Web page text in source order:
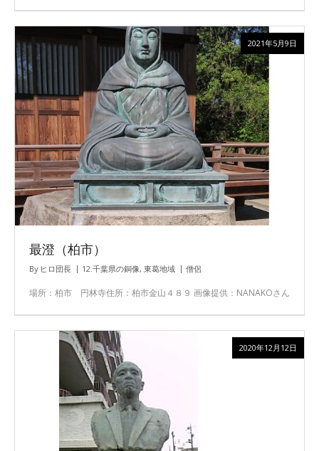
最澄（柏市）
By ヒロ団長 12.千葉県の銅像, 東葛地域 僧侶
場所：柏市 円林寺住所：柏市金山４８９ 画像提供：NANAKOさん
2021年5月9日
2020年12月12日